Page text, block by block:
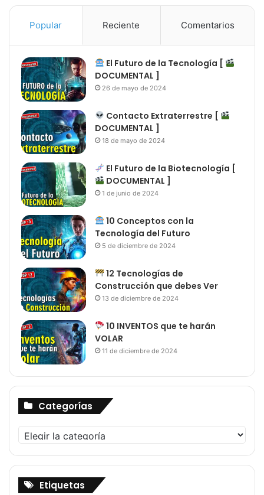
Popular Reciente Comentarios
El Futuro de la Tecnología [
DOCUMENTAL ]
26 de mayo de 2024
Contacto Extraterrestre [
DOCUMENTAL ]
18 de mayo de 2024
El Futuro de la Biotecnología [
DOCUMENTAL ]
1 de junio de 2024
10 Conceptos con la
Tecnología del Futuro
5 de diciembre de 2024
12 Tecnologías de
Construcción que debes Ver
13 de diciembre de 2024
10 INVENTOS que te harán
VOLAR
11 de diciembre de 2024
Categorías
Categorías
Etiquetas